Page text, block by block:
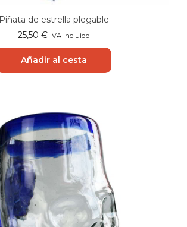
Piñata de estrella plegable
25,50 € IVA Incluido
Añadir al cesta